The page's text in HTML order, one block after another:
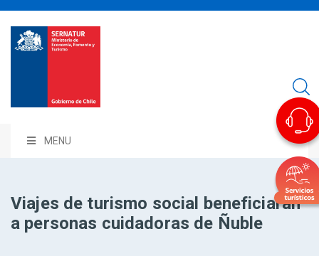
MENU
Viajes de turismo social beneficiarán
a personas cuidadoras de Ñuble